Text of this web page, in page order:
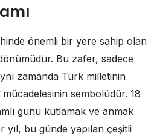
önemli bir yere sahip olan
Bu zafer, sadece
zamanda Türk milletinin
mücadelesinin sembolüdür. 18
günü kutlamak ve anmak
yıl, bu günde yapılan çeşitli